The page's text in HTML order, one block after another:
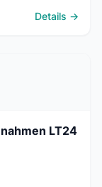
Details →
LT24